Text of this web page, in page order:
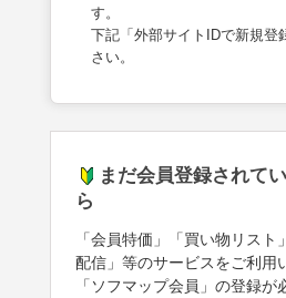
す。
下記「外部サイトIDで新規登
さい。
まだ会員登録されて
ら
「会員特価」「買い物リスト
配信」等のサービスをご利用
「ソフマップ会員」の登録